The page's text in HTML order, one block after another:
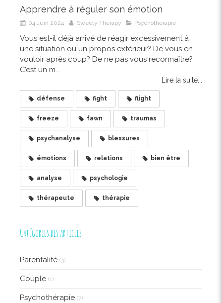
Apprendre à réguler son émotion
04 Juin 2024 Sweety Therapy Psychothérapie
Vous est-il déjà arrivé de réagir excessivement à
une situation ou un propos extérieur? De vous en
vouloir après coup? De ne pas vous reconnaître?
C’est un m...
Lire la suite...
défense fight flight
freeze fawn traumas
psychanalyse blessures
émotions relations bien être
analyse psychologie
thérapeute thérapie
Catégories des articles
Parentalité (3)
Couple (1)
Psychothérapie (7)